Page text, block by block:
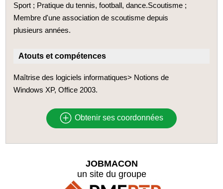
Sport ; Pratique du tennis, football, dance.Scoutisme ;
Membre d'une association de scoutisme depuis
plusieurs années.
Atouts et compétences
Maîtrise des logiciels informatiques> Notions de
Windows XP, Office 2003.
Obtenir ses coordonnées
JOBMACON
un site du groupe